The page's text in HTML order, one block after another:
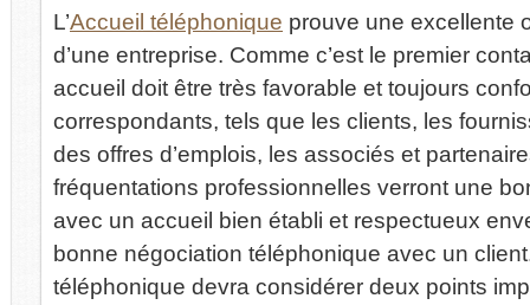
L’Accueil téléphonique prouve une excellente
d’une entreprise. Comme c’est le premier
accueil doit être très favorable et toujours
correspondants, tels que les clients, les
des offres d’emplois, les associés et
fréquentations professionnelles verront une
avec un accueil bien établi et respectueux
bonne négociation téléphonique avec un
téléphonique devra considérer deux points